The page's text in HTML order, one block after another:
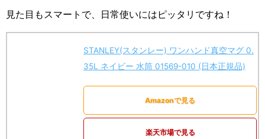
見た目もスマートで、日常使いにはピッタリですね！
STANLEY(スタンレー) ワンハンド真空マグ 0.
35L ネイビー 水筒 01569-010 (日本正規品)
Amazonで見る
楽天市場で見る